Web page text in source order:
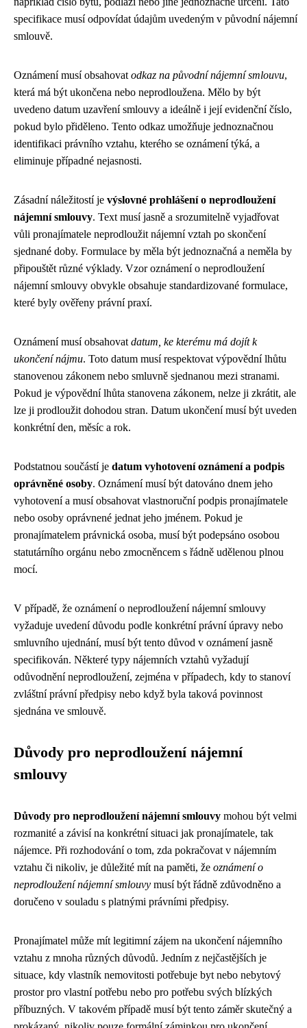
specifikace musí odpovídat údajům uvedeným v původní nájemní
smlouvě.
Oznámení musí obsahovat odkaz na původní nájemní smlouvu,
která má být ukončena nebo neprodloužena. Mělo by být
uvedeno datum uzavření smlouvy a ideálně i její evidenční číslo,
pokud bylo přiděleno. Tento odkaz umožňuje jednoznačnou
identifikaci právního vztahu, kterého se oznámení týká, a
eliminuje případné nejasnosti.
Zásadní náležitostí je výslovné prohlášení o neprodloužení
nájemní smlouvy. Text musí jasně a srozumitelně vyjadřovat
vůli pronajímatele neprodloužit nájemní vztah po skončení
sjednané doby. Formulace by měla být jednoznačná a neměla by
připouštět různé výklady. Vzor oznámení o neprodloužení
nájemní smlouvy obvykle obsahuje standardizované formulace,
které byly ověřeny právní praxí.
Oznámení musí obsahovat datum, ke kterému má dojít k
ukončení nájmu. Toto datum musí respektovat výpovědní lhůtu
stanovenou zákonem nebo smluvně sjednanou mezi stranami.
Pokud je výpovědní lhůta stanovena zákonem, nelze ji zkrátit, ale
lze ji prodloužit dohodou stran. Datum ukončení musí být uveden
konkrétní den, měsíc a rok.
Podstatnou součástí je datum vyhotovení oznámení a podpis
oprávněné osoby. Oznámení musí být datováno dnem jeho
vyhotovení a musí obsahovat vlastnoruční podpis pronajímatele
nebo osoby oprávnené jednat jeho jménem. Pokud je
pronajímatelem právnická osoba, musí být podepsáno osobou
statutárního orgánu nebo zmocněncem s řádně udělenou plnou
mocí.
V případě, že oznámení o neprodloužení nájemní smlouvy
vyžaduje uvedení důvodu podle konkrétní právní úpravy nebo
smluvního ujednání, musí být tento důvod v oznámení jasně
specifikován. Některé typy nájemních vztahů vyžadují
odůvodnění neprodloužení, zejména v případech, kdy to stanoví
zvláštní právní předpisy nebo když byla taková povinnost
sjednána ve smlouvě.
Důvody pro neprodloužení nájemní
smlouvy
Důvody pro neprodloužení nájemní smlouvy mohou být velmi
rozmanité a závisí na konkrétní situaci jak pronajímatele, tak
nájemce. Při rozhodování o tom, zda pokračovat v nájemním
vztahu či nikoliv, je důležité mít na paměti, že oznámení o
neprodloužení nájemní smlouvy musí být řádně zdůvodněno a
doručeno v souladu s platnými právními předpisy.
Pronajímatel může mít legitimní zájem na ukončení nájemního
vztahu z mnoha různých důvodů. Jedním z nejčastějších je
situace, kdy vlastník nemovitosti potřebuje byt nebo nebytový
prostor pro vlastní potřebu nebo pro potřebu svých blízkých
příbuzných. V takovém případě musí být tento záměr skutečný a